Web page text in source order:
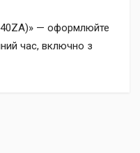
— оформлюйте
час, включно з